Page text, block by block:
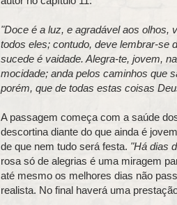
"Doce é a luz, e agradável aos olhos,
todos eles; contudo, deve lembrar-se
sucede é vaidade. Alegra-te, jovem,
mocidade; anda pelos caminhos que
porém, que de todas estas coisas
A passagem começa com a saúde
descortina diante do que ainda é
de que nem tudo será festa. "Há dias
rosa só de alegrias é uma miragem
até mesmo os melhores dias não
realista. No final haverá uma